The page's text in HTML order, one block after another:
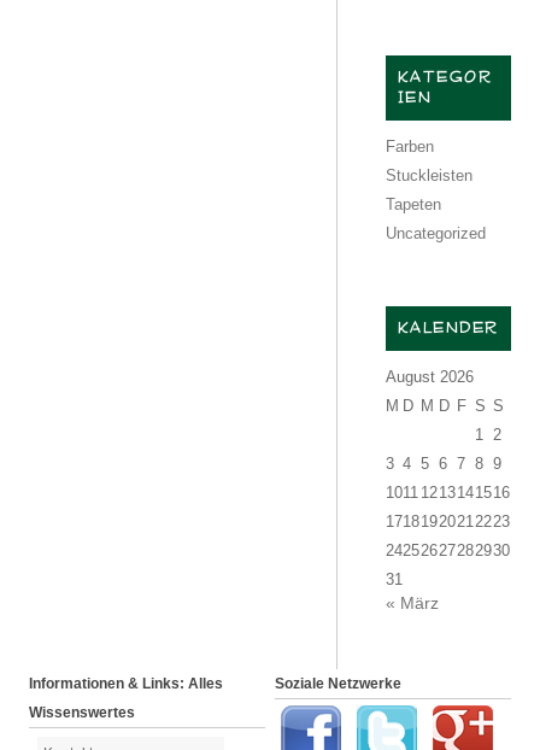
KATEGOR
IEN
Farben
Stuckleisten
Tapeten
Uncategorized
KALENDER
August 2026
M D M D F S S
1
2
3 4 5 6 7 8 9
1011 1213141516
1718192021 2223
24252627282930
31
« März
Informationen & Links: Alles
Wissenswertes
Soziale Netzwerke